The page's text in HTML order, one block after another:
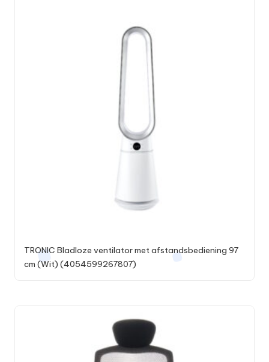
TRONIC Bladloze ventilator met afstandsbediening 97
cm (Wit) (4054599267807)